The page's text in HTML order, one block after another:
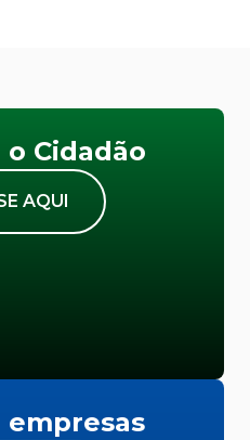
Cidadão
AQUI
empresas